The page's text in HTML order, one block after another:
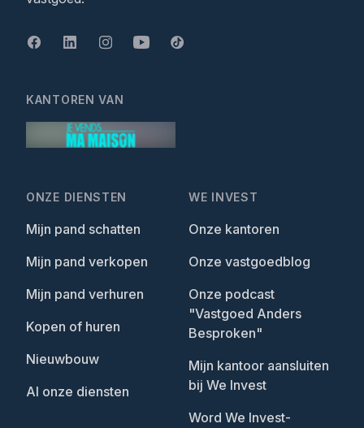
ONZE DIENSTEN
Mijn pand schatten
Mijn pand verkopen
Mijn pand verhuren
Kopen of huren
Nieuwbouw
Al onze diensten
WE INVEST
Onze kantoren
Onze vastgoedblog
Onze podcast
"Vastgoed Anders
Besproken"
Mijn kantoor aansluiten
bij We Invest
Word We Invest-
KANTOREN VAN